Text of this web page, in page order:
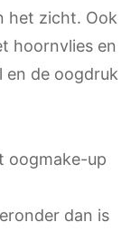
het zicht. Ook
hoornvlies en
en de oogdruk
oogmake-up
dan is